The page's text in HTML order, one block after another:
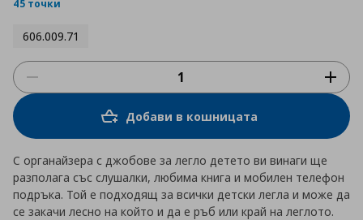
45 точки
606.009.71
Добави в кошницата
С органайзера с джобове за легло детето ви винаги ще
разполага със слушалки, любима книга и мобилен телефон
подръка. Той е подходящ за всички детски легла и може да
се закачи лесно на който и да е ръб или край на леглото.